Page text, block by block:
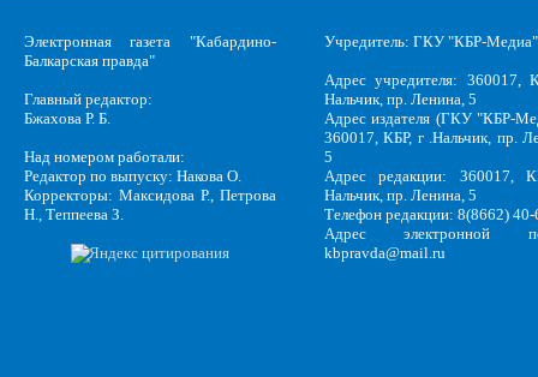
Электронная газета "Кабардино-
Балкарская правда"
Главный редактор:
Бжахова Р. Б.
Над номером работали:
Редактор по выпуску: Накова О.
Корректоры: Максидова Р., Петрова
Н., Теппеева З.
Учредитель: ГКУ "КБР-Медиа"
Адрес учредителя: 360017,
Нальчик, пр. Ленина, 5
Адрес издателя (ГКУ "КБР-
360017, КБР, г .Нальчик, пр.
5
Адрес редакции: 360017,
Нальчик, пр. Ленина, 5
Телефон редакции: 8(8662)
Адрес электронной
kbpravda@mail.ru